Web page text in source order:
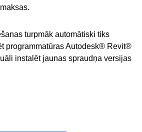
turpmāk automātiski tiks
programmatūras Autodesk® Revit®
instalēt jaunas spraudņa versijas